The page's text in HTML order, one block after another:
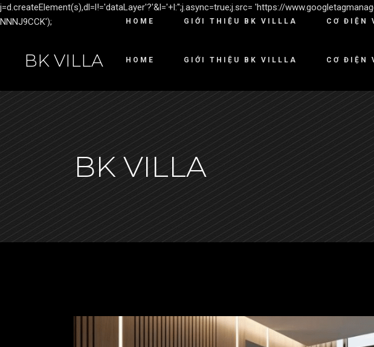
j=d.createElement(s),dl=l!='dataLayer'?'&l='+l:'';j.async=true;j.src= 'https://
NNNJ9CCK');
BK VILLA HOME GIỚI THIỆU BK VILLLA CƠ ĐIỆN
HOME GIỚI THIỆU BK VILLLA CƠ ĐIỆN
BK VILLA